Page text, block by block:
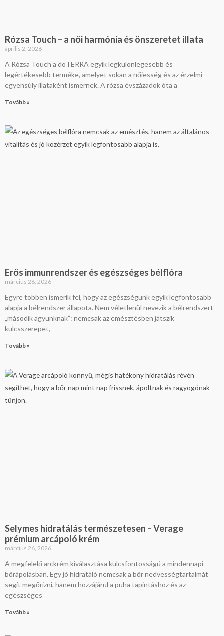
Rózsa Touch – a női harmónia és önszeretet illata
április 2, 2026
A Rózsa Touch a doTERRA egyik legkülönlegesebb és
legértékesebb terméke, amelyet sokan a nőiesség és az érzelmi
egyensúly illataként ismernek. A rózsa évszázadok óta a
Tovább »
Erős immunrendszer és egészséges bélflóra
március 28, 2026
Egyre többen ismerik fel, hogy az egészségünk egyik legfontosabb
alapja a bélrendszer állapota. Nem véletlenül nevezik a bélrendszert
„második agyunknak”: nemcsak az emésztésben játszik
kulcsszerepet,
Tovább »
Selymes hidratálás természetesen – Verage
prémium arcápoló krém
március 26, 2026
A megfelelő arckrém kiválasztása kulcsfontosságú a mindennapi
bőrápolásban. Egy jó hidratáló nemcsak a bőr nedvességtartalmát
segít megőrizni, hanem hozzájárul a puha tapintáshoz és az
egészséges
Tovább »